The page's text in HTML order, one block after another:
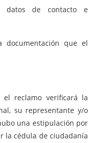
de contacto e
documentación que el
reclamo verificará la
su representante y/o
una estipulación por
la cédula de ciudadanía